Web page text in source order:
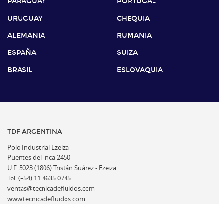
URUGUAY
ALEMANIA
ESPAÑA
BRASIL
CHEQUIA
RUMANIA
SUIZA
ESLOVAQUIA
TDF ARGENTINA
Polo Industrial Ezeiza
Puentes del Inca 2450
U.F. 5023 (1806) Tristán Suárez - Ezeiza
Tel: (+54) 11 4635 0745
ventas@tecnicadefluidos.com
www.tecnicadefluidos.com